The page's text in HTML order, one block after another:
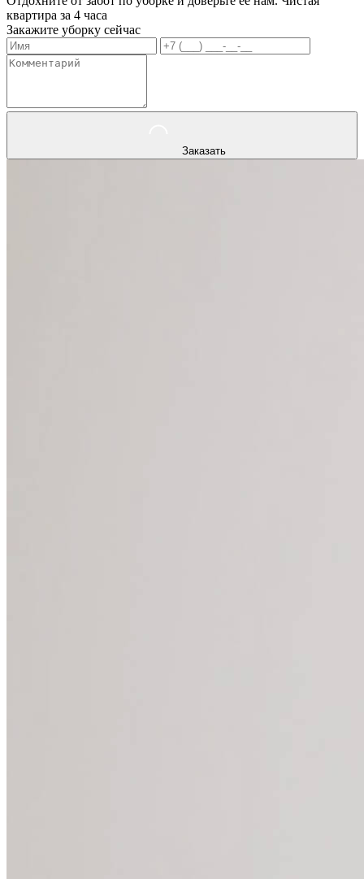
квартира за 4 часа
Закажите уборку сейчас
Заказать